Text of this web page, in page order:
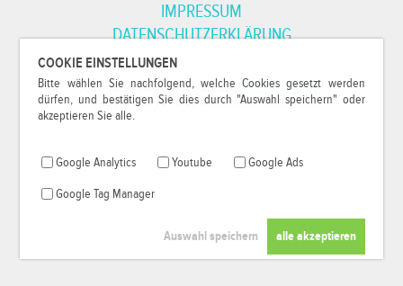
COOKIE EINSTELLUNGEN
Bitte wählen Sie nachfolgend, welche Cookies gesetzt werden
dürfen, und bestätigen Sie dies durch "Auswahl speichern" oder
akzeptieren Sie alle.
Google Analytics Youtube Google Ads
Google Tag Manager
IMPRESSUM
DATENSCHUTZERKLÄRUNG
*Alle Preise inkl. MwSt. und zzgl.Versandkosten
© 2000-2026 79Pixel, alle Rechte vorbehalten.